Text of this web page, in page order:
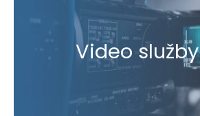
Video služby